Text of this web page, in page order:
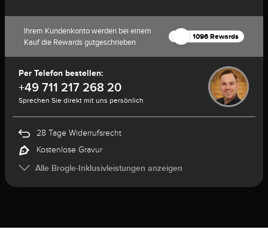
Ihrem Kundenkonto werden bei einem
Kauf die Rewards gutgeschrieben
1096 Rewards
Per Telefon bestellen:
+49 711 217 268 20
Sprechen Sie direkt mit uns persönlich
28 Tage Widerrufsrecht
Kostenlose Gravur
Alle Brogle-Inklusivleistungen anzeigen